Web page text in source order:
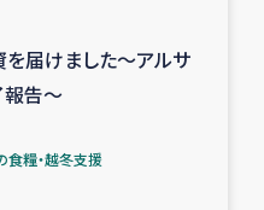
の地震・津波被災者支援
ナ県干物事業
届けました～アルサ
報告～
食糧・越冬支援